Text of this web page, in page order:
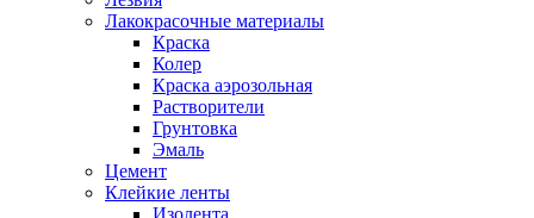
Лакокрасочные материалы
Краска
Колер
Краска аэрозольная
Растворители
Грунтовка
Эмаль
Цемент
Клейкие ленты
Изолента